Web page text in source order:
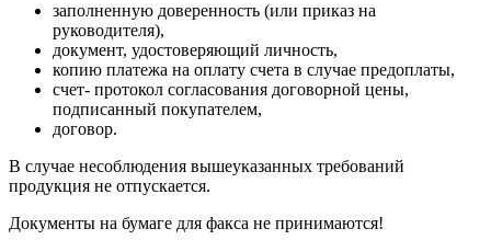
заполненную доверенность (или приказ на
руководителя),
документ, удостоверяющий личность,
копию платежа на оплату счета в случае предоплаты,
счет- протокол согласования договорной цены,
подписанный покупателем,
договор.
В случае несоблюдения вышеуказанных требований
продукция не отпускается.
Документы на бумаге для факса не принимаются!